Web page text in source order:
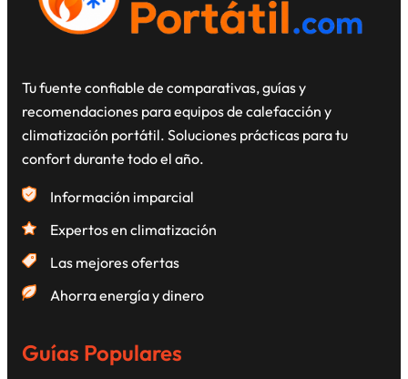
Tu fuente confiable de comparativas, guías y
recomendaciones para equipos de calefacción y
climatización portátil. Soluciones prácticas para tu
confort durante todo el año.
Información imparcial
Expertos en climatización
Las mejores ofertas
Ahorra energía y dinero
Guías Populares